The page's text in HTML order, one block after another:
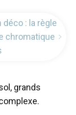
: la règle
chromatique
grands